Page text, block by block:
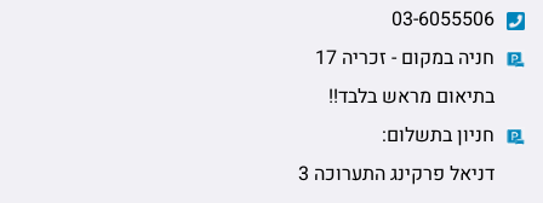
חניה במקום - זכריה 17
בתיאום מראש בלבד!!
חניון בתשלום:
דניאל פרקינג התערוכה 3